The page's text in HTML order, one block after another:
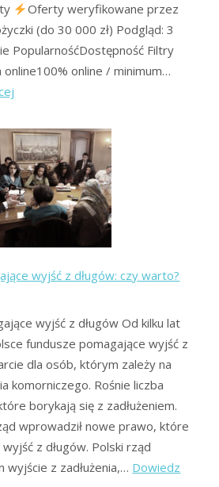
Oferty weryfikowane przez
(do 30 000 zł) Podgląd: 3
PopularnośćDostępność Filtry
online100% online / minimum…
bez
baz
–
polecane
na
wyjść z długów: czy warto?
wyjść z długów Od kilku lat
fundusze pomagające wyjść z
dla osób, którym zależy na
komorniczego. Rośnie liczba
borykają się z zadłużeniem.
wprowadził nowe prawo, które
z długów. Polski rząd
wyjście z zadłużenia,… Dowiedz